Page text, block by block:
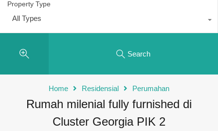
Property Type
All Types
Search
Home Residensial Perumahan
Rumah milenial fully furnished di
Cluster Georgia PIK 2